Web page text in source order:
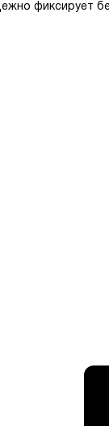
фиксирует